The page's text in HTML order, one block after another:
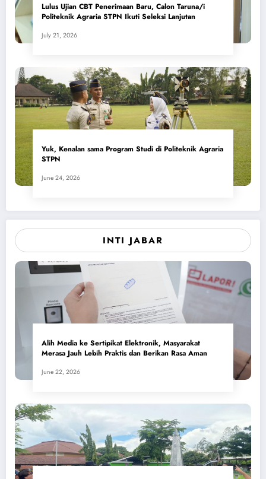
Lulus Ujian CBT Penerimaan Baru, Calon Taruna/i
Politeknik Agraria STPN Ikuti Seleksi Lanjutan
July 21, 2026
Yuk, Kenalan sama Program Studi di Politeknik Agraria
STPN
June 24, 2026
INTI JABAR
Alih Media ke Sertipikat Elektronik, Masyarakat
Merasa Jauh Lebih Praktis dan Berikan Rasa Aman
June 22, 2026